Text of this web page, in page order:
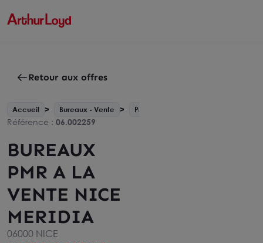
Retour aux offres
Accueil Bureaux - Vente Provence-Alpes-Côte d'Azur
Référence : 06.002259
BUREAUX
PMR A LA
VENTE NICE
MERIDIA
06000 NICE